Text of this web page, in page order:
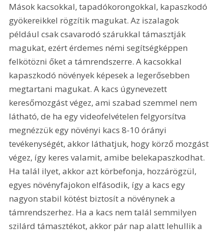
Mások kacsokkal, tapadókorongokkal, kapaszkodó
gyökereikkel rögzítik magukat. Az iszalagok
például csak csavarodó szárukkal támasztják
magukat, ezért érdemes némi segítségképpen
felkötözni őket a támrendszerre. A kacsokkal
kapaszkodó növények képesek a legerősebben
megtartani magukat. A kacs úgynevezett
keresőmozgást végez, ami szabad szemmel nem
látható, de ha egy videofelvételen felgyorsítva
megnézzük egy növényi kacs 8-10 órányi
tevékenységét, akkor láthatjuk, hogy körző mozgást
végez, így keres valamit, amibe belekapaszkodhat.
Ha talál ilyet, akkor azt körbefonja, hozzárögzül,
egyes növényfajokon elfásodik, így a kacs egy
nagyon stabil kötést biztosít a növénynek a
támrendszerhez. Ha a kacs nem talál semmilyen
szilárd támasztékot, akkor pár nap alatt lehullik a